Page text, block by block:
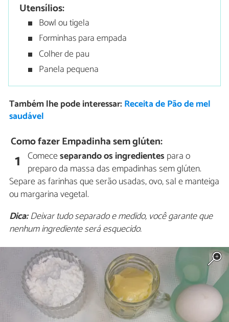
Utensílios:
Bowl ou tigela
Forminhas para empada
Colher de pau
Panela pequena
Também lhe pode interessar: Receita de Pão de mel
saudável
Como fazer Empadinha sem glúten:
1 Comeceseparando os ingredientes para o
preparo da massa das empadinhas sem glúten.
Separe as farinhas que serão usadas, ovo, sal e manteiga
ou margarina vegetal.
Dica:Deixar tudo separado e medido, você garante que
nenhum ingrediente será esquecido.